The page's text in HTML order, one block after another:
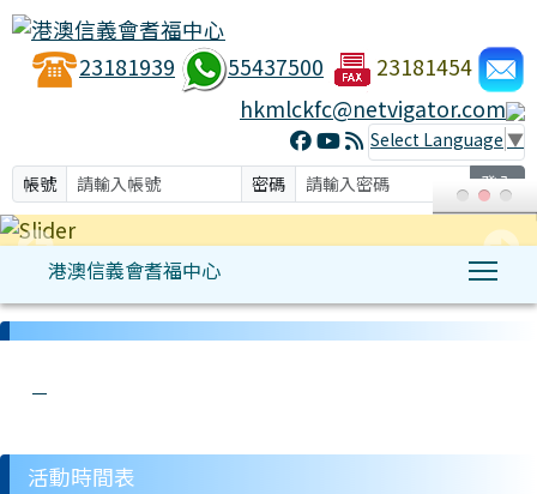
23181939 55437500
23181454
hkmlckfc@netvigator.com
Select Language ▼
帳號
密碼 登入
港澳信義會耆福中心
:::
活動時間表